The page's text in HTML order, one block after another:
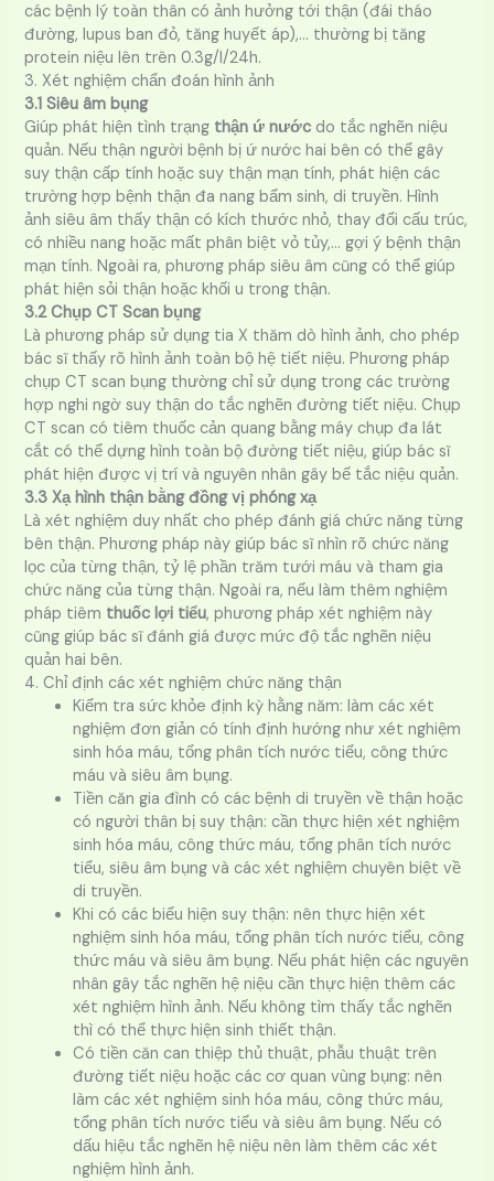
các bệnh lý toàn thân có ảnh hưởng tới thận (đái tháo
đường, lupus ban đỏ, tăng huyết áp),… thường bị tăng
protein niệu lên trên 0.3g/l/24h.
3. Xét nghiệm chẩn đoán hình ảnh
3.1 Siêu âm bụng
Giúp phát hiện tình trạng thận ứ nước do tắc nghẽn niệu
quản. Nếu thận người bệnh bị ứ nước hai bên có thể gây
suy thận cấp tính hoặc suy thận mạn tính, phát hiện các
trường hợp bệnh thận đa nang bẩm sinh, di truyền. Hình
ảnh siêu âm thấy thận có kích thước nhỏ, thay đổi cấu trúc,
có nhiều nang hoặc mất phân biệt vỏ tủy,… gợi ý bệnh thận
mạn tính. Ngoài ra, phương pháp siêu âm cũng có thể giúp
phát hiện sỏi thận hoặc khối u trong thận.
3.2 Chụp CT Scan bụng
Là phương pháp sử dụng tia X thăm dò hình ảnh, cho phép
bác sĩ thấy rõ hình ảnh toàn bộ hệ tiết niệu. Phương pháp
chụp CT scan bụng thường chỉ sử dụng trong các trường
hợp nghi ngờ suy thận do tắc nghẽn đường tiết niệu. Chụp
CT scan có tiêm thuốc cản quang bằng máy chụp đa lát
cắt có thể dựng hình toàn bộ đường tiết niệu, giúp bác sĩ
phát hiện được vị trí và nguyên nhân gây bế tắc niệu quản.
3.3 Xạ hình thận bằng đồng vị phóng xạ
Là xét nghiệm duy nhất cho phép đánh giá chức năng từng
bên thận. Phương pháp này giúp bác sĩ nhìn rõ chức năng
lọc của từng thận, tỷ lệ phần trăm tưới máu và tham gia
chức năng của từng thận. Ngoài ra, nếu làm thêm nghiệm
pháp tiêm thuốc lợi tiểu, phương pháp xét nghiệm này
cũng giúp bác sĩ đánh giá được mức độ tắc nghẽn niệu
quản hai bên.
4. Chỉ định các xét nghiệm chức năng thận
Kiểm tra sức khỏe định kỳ hằng năm: làm các xét
nghiệm đơn giản có tính định hướng như xét nghiệm
sinh hóa máu, tổng phân tích nước tiểu, công thức
máu và siêu âm bụng.
Tiền căn gia đình có các bệnh di truyền về thận hoặc
có người thân bị suy thận: cần thực hiện xét nghiệm
sinh hóa máu, công thức máu, tổng phân tích nước
tiểu, siêu âm bụng và các xét nghiệm chuyên biệt về
di truyền.
Khi có các biểu hiện suy thận: nên thực hiện xét
nghiệm sinh hóa máu, tổng phân tích nước tiểu, công
thức máu và siêu âm bụng. Nếu phát hiện các nguyên
nhân gây tắc nghẽn hệ niệu cần thực hiện thêm các
xét nghiệm hình ảnh. Nếu không tìm thấy tắc nghẽn
thì có thể thực hiện sinh thiết thận.
Có tiền căn can thiệp thủ thuật, phẫu thuật trên
đường tiết niệu hoặc các cơ quan vùng bụng: nên
làm các xét nghiệm sinh hóa máu, công thức máu,
tổng phân tích nước tiểu và siêu âm bụng. Nếu có
dấu hiệu tắc nghẽn hệ niệu nên làm thêm các xét
nghiệm hình ảnh.